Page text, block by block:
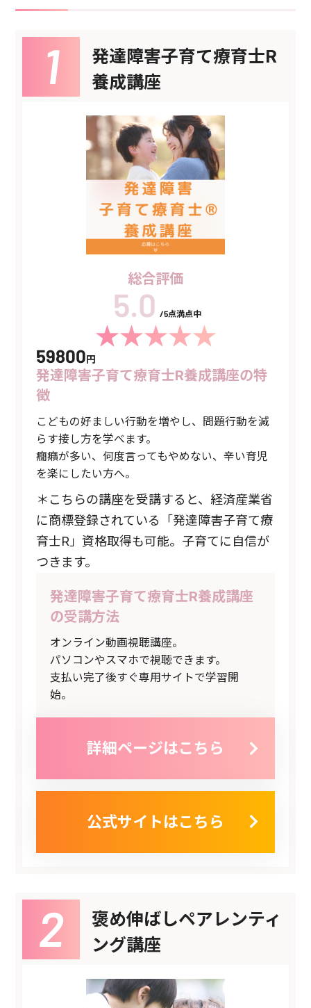
発達障害子育て療育士R
養成講座
総合評価
/5点満点中
59800円
発達障害子育て療育士R養成講座の特
徴
こどもの好ましい行動を増やし、問題行動を減
らす接し方を学べます。
癇癪が多い、何度言ってもやめない、辛い育児
を楽にしたい方へ。
＊こちらの講座を受講すると、経済産業省
に商標登録されている「発達障害子育て療
育士R」資格取得も可能。子育てに自信が
つきます。
発達障害子育て療育士R養成講座
の受講方法
オンライン動画視聴講座。
パソコンやスマホで視聴できます。
支払い完了後すぐ専用サイトで学習開
始。
詳細ページはこちら
公式サイトはこちら
褒め伸ばしペアレンティ
ング講座